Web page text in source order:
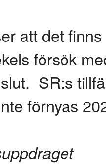
att det
försök
SR:s
förnyas